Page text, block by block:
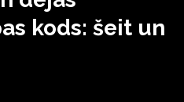
kods: šeit un